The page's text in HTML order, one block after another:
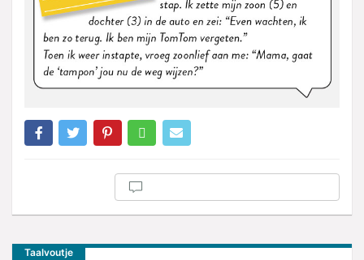
Taalvoutje